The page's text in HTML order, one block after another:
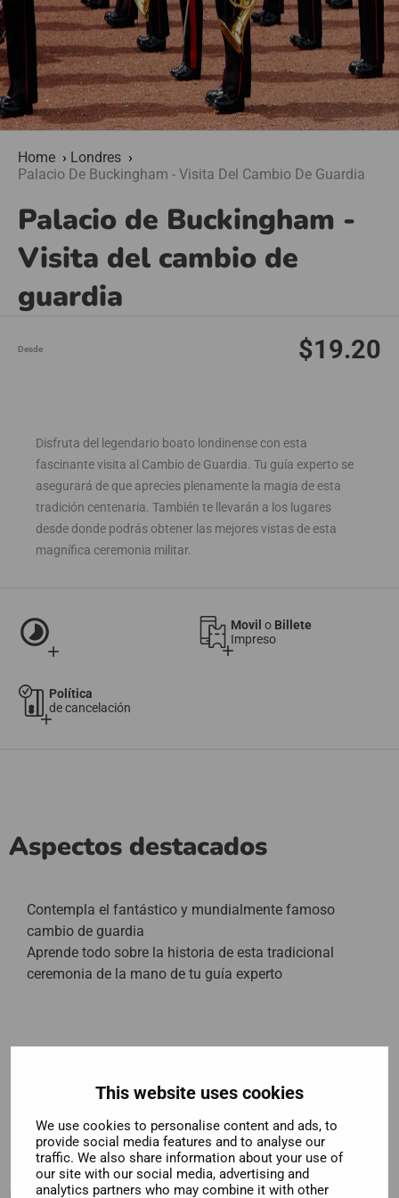
This website uses cookies
We use cookies to personalise content and ads, to
provide social media features and to analyse our
traffic. We also share information about your use of
our site with our social media, advertising and
analytics partners who may combine it with other
Home
Londres
Palacio De Buckingham - Visita Del Cambio De Guardia
Palacio de Buckingham -
Visita del cambio de
guardia
Desde $19.20
Disfruta del legendario boato londinense con esta
fascinante visita al Cambio de Guardia. Tu guía experto se
asegurará de que aprecies plenamente la magia de esta
tradición centenaria. También te llevarán a los lugares
desde donde podrás obtener las mejores vistas de esta
magnífica ceremonia militar.
timelapse
add add
Movil o Billete
Impreso
add
Política
de cancelación
Aspectos destacados
Contempla el fantástico y mundialmente famoso
cambio de guardia
Aprende todo sobre la historia de esta tradicional
ceremonia de la mano de tu guía experto